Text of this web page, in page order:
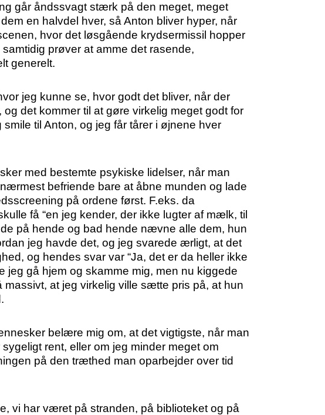
går åndssvagt stærk på den meget, meget
en halvdel hver, så Anton bliver hyper, når
hvor det løsgående krydsermissil hopper
prøver at amme det rasende,
generelt.
jeg kunne se, hvor godt det bliver, når der
det kommer til at gøre virkelig meget godt for
til Anton, og jeg får tårer i øjnene hver
med bestemte psykiske lidelser, når man
befriende bare at åbne munden og lade
på ordene først. F.eks. da
få “en jeg kender, der ikke lugter af mælk, til
på hende og bad hende nævne alle dem, hun
jeg havde det, og jeg svarede ærligt, at det
og hendes svar var “Ja, det er da heller ikke
jeg gå hjem og skamme mig, men nu kiggede
at jeg virkelig ville sætte pris på, at hun
belære mig om, at det vigtigste, når man
rent, eller om jeg minder meget om
på den træthed man oparbejder over tid
vi har været på stranden, på biblioteket og på